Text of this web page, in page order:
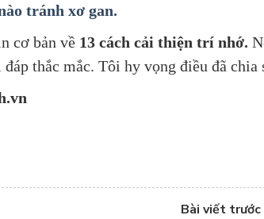
tránh xơ gan.
cơ bản về 13 cách cải thiện trí nhớ.
thắc mắc. Tôi hy vọng điều đã chia
Bài viết trước